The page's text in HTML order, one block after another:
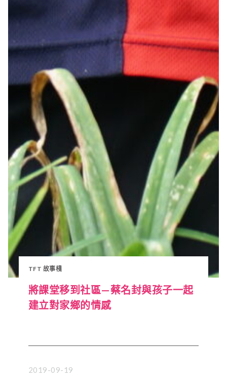
TFT 故事棧
將課堂移到社區—蔡名封與孩子一起
建立對家鄉的情感
2019-09-19